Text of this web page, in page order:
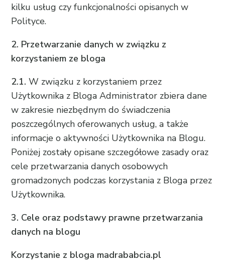
kilku usług czy funkcjonalności opisanych w
Polityce.
2. Przetwarzanie danych w związku z
korzystaniem ze bloga
2.1. W związku z korzystaniem przez
Użytkownika z Bloga Administrator zbiera dane
w zakresie niezbędnym do świadczenia
poszczególnych oferowanych usług, a także
informacje o aktywności Użytkownika na Blogu.
Poniżej zostały opisane szczegółowe zasady oraz
cele przetwarzania danych osobowych
gromadzonych podczas korzystania z Bloga przez
Użytkownika.
3. Cele oraz podstawy prawne przetwarzania
danych na blogu
Korzystanie z bloga madrababcia.pl